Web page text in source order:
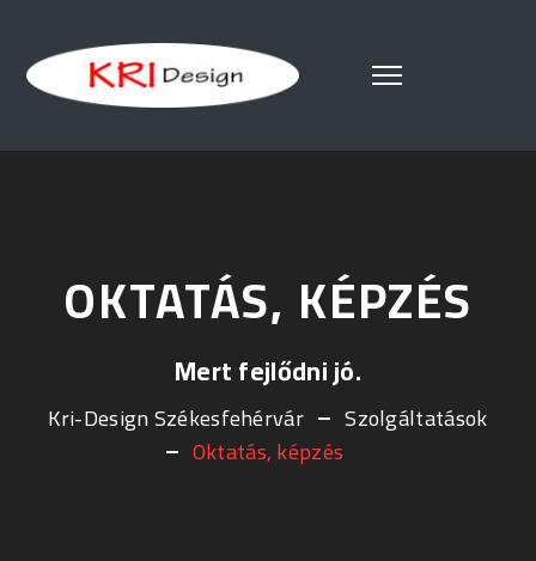
OKTATÁS, KÉPZÉS
Mert fejlődni jó.
Kri-Design Székesfehérvár
Szolgáltatások
Oktatás, képzés